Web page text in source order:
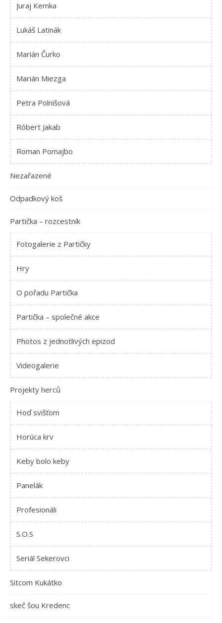
Juraj Kemka
Lukáš Latinák
Marián Čurko
Marián Miezga
Petra Polnišová
Róbert Jakab
Roman Pomajbo
Nezařazené
Odpadkový koš
Partička – rozcestník
Fotogalerie z Partičky
Hry
O pořadu Partička
Partička – společné akce
Photos z jednotlivých epizod
Videogalerie
Projekty herců
Hoď svišťom
Horúca krv
Keby bolo keby
Panelák
Profesionáli
S.O.S
Seriál Sekerovci
Sitcom Kukátko
skeč šou Kredenc